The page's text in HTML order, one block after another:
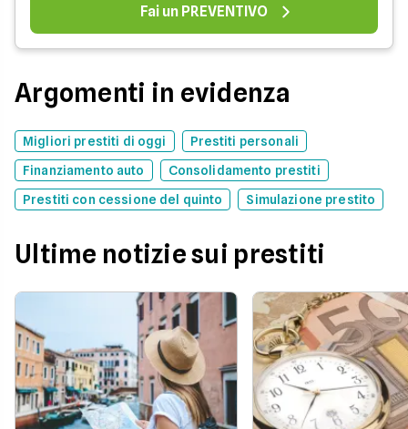
Fai un PREVENTIVO
Argomenti in evidenza
Migliori prestiti di oggi
Prestiti personali
Finanziamento auto
Consolidamento prestiti
Prestiti con cessione del quinto
Simulazione prestito
Ultime notizie sui prestiti